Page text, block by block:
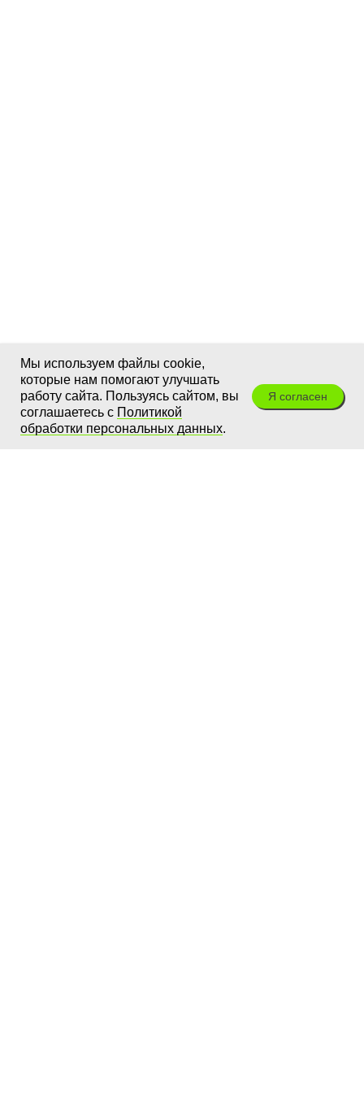
Мы используем файлы cookie,
которые нам помогают улучшать
работу сайта. Пользуясь сайтом, вы
соглашаетесь с Политикой
обработки персональных данных.
Я согласен